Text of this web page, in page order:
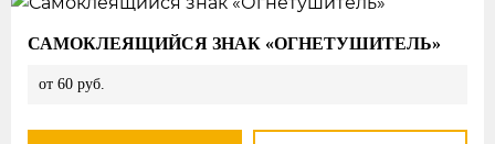
САМОКЛЕЯЩИЙСЯ ЗНАК «ОГНЕТУШИТЕЛЬ»
от 60 руб.